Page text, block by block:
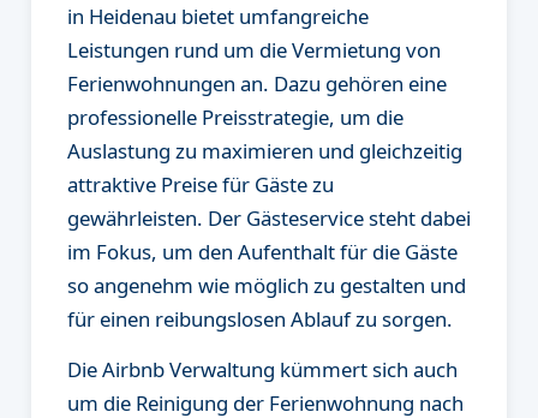
in Heidenau bietet umfangreiche
Leistungen rund um die Vermietung von
Ferienwohnungen an. Dazu gehören eine
professionelle Preisstrategie, um die
Auslastung zu maximieren und gleichzeitig
attraktive Preise für Gäste zu
gewährleisten. Der Gästeservice steht dabei
im Fokus, um den Aufenthalt für die Gäste
so angenehm wie möglich zu gestalten und
für einen reibungslosen Ablauf zu sorgen.
Die Airbnb Verwaltung kümmert sich auch
um die Reinigung der Ferienwohnung nach